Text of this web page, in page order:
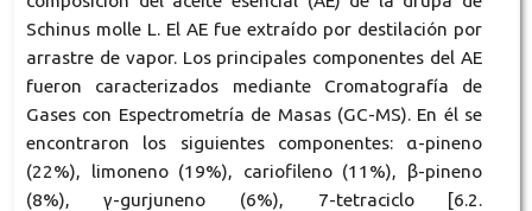
Schinus molle L. El AE fue extraído por destilación por
arrastre de vapor. Los principales componentes del AE
fueron caracterizados mediante Cromatografía de
Gases con Espectrometría de Masas (GC-MS). En él se
encontraron los siguientes componentes: α-pineno
(22%), limoneno (19%), cariofileno (11%), β-pineno
(8%), γ-gurjuneno (6%), 7-tetraciclo [6.2.